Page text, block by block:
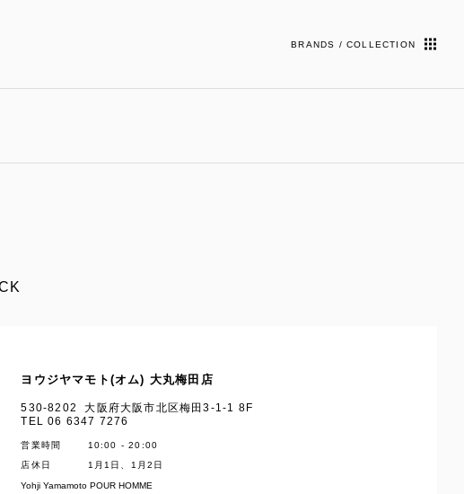
BRANDS / COLLECTION
ヨウジヤマモト(オム) 大丸梅田店
530-8202 大阪府大阪市北区梅田3-1-1 8F
TEL 06 6347 7276
営業時間
10:00 - 20:00
店休日
1月1日、1月2日
Yohji Yamamoto POUR HOMME